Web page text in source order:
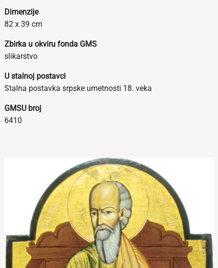
Dimenzije
82 x 39 cm
Zbirka u okviru fonda GMS
slikarstvo
U stalnoj postavci
Stalna postavka srpske umetnosti 18. veka
GMSU broj
6410